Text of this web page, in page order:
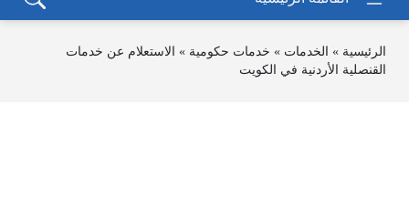
الرئيسية » الخدمات » خدمات حكومية » الاستعلام عن خدمات
القنصلية‎ الأردنية في الكويت